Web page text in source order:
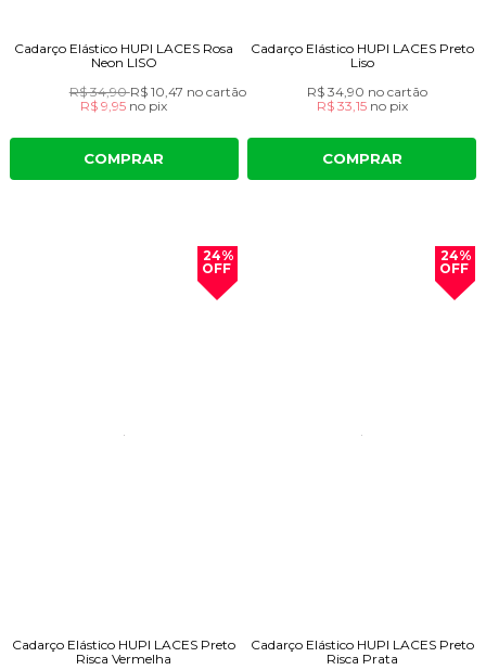
Cadarço Elástico HUPI LACES Rosa
Neon LISO
R$ 34,90R$ 10,47 no cartão
R$ 9,95 no pix
COMPRAR
Cadarço Elástico HUPI LACES Preto
Liso
R$ 34,90 no cartão
R$ 33,15 no pix
COMPRAR
24%
OFF
Cadarço Elástico HUPI LACES Preto
Risca Vermelha
24%
OFF
Cadarço Elástico HUPI LACES Preto
Risca Prata